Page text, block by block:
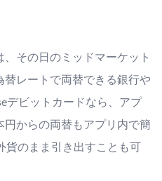
その日のミッドマーケット
替レートで両替できる銀行や
デビットカードなら、アプ
円からの両替もアプリ内で簡
貨のまま引き出すことも可